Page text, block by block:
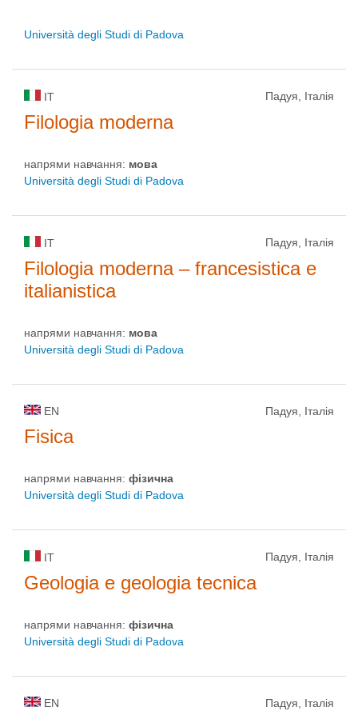
Università degli Studi di Padova
IT Падуя, Італія
Filologia moderna
напрями навчання: мова
Università degli Studi di Padova
IT Падуя, Італія
Filologia moderna – francesistica e
italianistica
напрями навчання: мова
Università degli Studi di Padova
EN Падуя, Італія
Fisica
напрями навчання: фізична
Università degli Studi di Padova
IT Падуя, Італія
Geologia e geologia tecnica
напрями навчання: фізична
Università degli Studi di Padova
EN Падуя, Італія